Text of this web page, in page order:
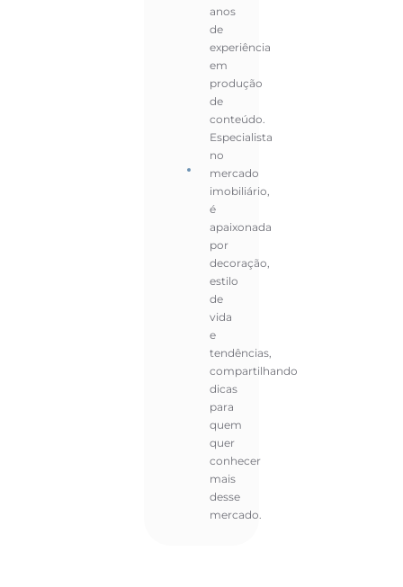
anos
de
experiência
em
produção
de
conteúdo.
Especialista
no
mercado
imobiliário,
é
apaixonada
por
decoração,
estilo
de
vida
e
tendências,
compartilhando
dicas
para
quem
quer
conhecer
mais
desse
mercado.